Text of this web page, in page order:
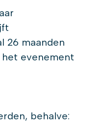
26 maanden
evenement
behalve: